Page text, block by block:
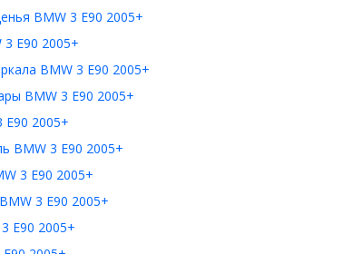
BMW 3 E90 2005+
3 E90 2005+
BMW 3 E90 2005+
BMW 3 E90 2005+
2005+
BMW 3 E90 2005+
3 E90 2005+
3 E90 2005+
E90 2005+